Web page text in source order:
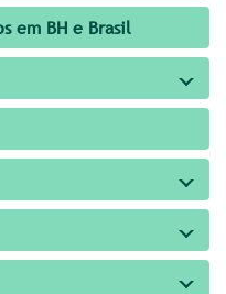
em BH e Brasil